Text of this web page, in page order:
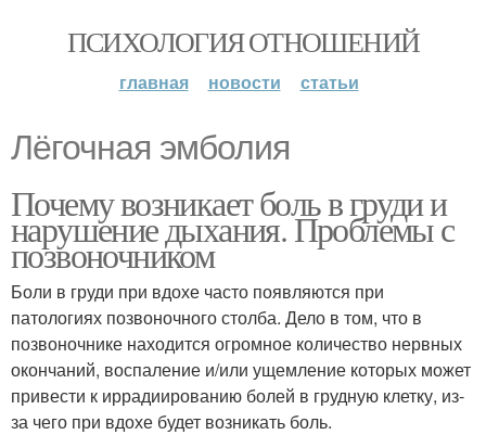
ПСИХОЛОГИЯ ОТНОШЕНИЙ
главная новости статьи
Лёгочная эмболия
Почему возникает боль в груди и
нарушение дыхания. Проблемы с
позвоночником
Боли в груди при вдохе часто появляются при
патологиях позвоночного столба. Дело в том, что в
позвоночнике находится огромное количество нервных
окончаний, воспаление и/или ущемление которых может
привести к иррадиированию болей в грудную клетку, из-
за чего при вдохе будет возникать боль.